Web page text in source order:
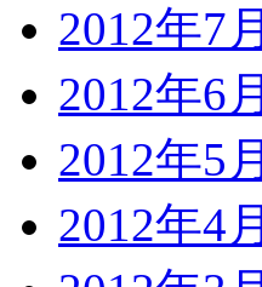
2012年7月
2012年6月
2012年5月
2012年4月